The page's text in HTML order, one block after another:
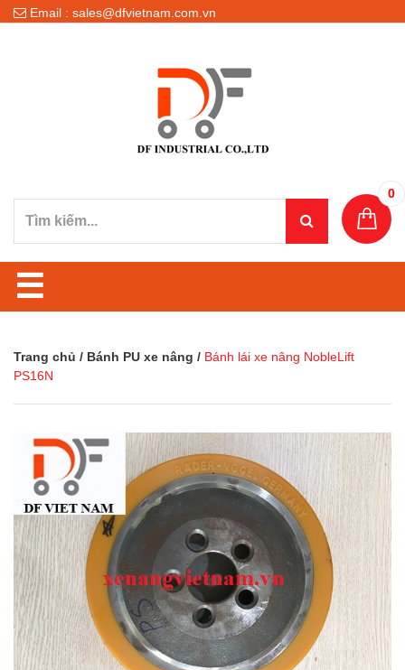
Email : sales@dfvietnam.com.vn
0
☰
Trang chủ / Bánh PU xe nâng / Bánh lái xe nâng NobleLift
PS16N